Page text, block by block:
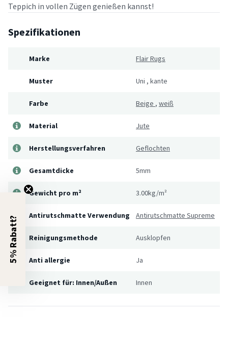
Teppich in vollen Zügen genießen kannst!
Spezifikationen
Marke Flair Rugs
Muster Uni , kante
Farbe Beige , weiß
Material Jute
Herstellungsverfahren Geflochten
Gesamtdicke 5mm
Gewicht pro m² 3.00kg/m²
Antirutschmatte Verwendung Antirutschmatte Supreme
Reinigungsmethode Ausklopfen
Anti allergie Ja
Geeignet für: Innen/Außen Innen
5% Rabatt?